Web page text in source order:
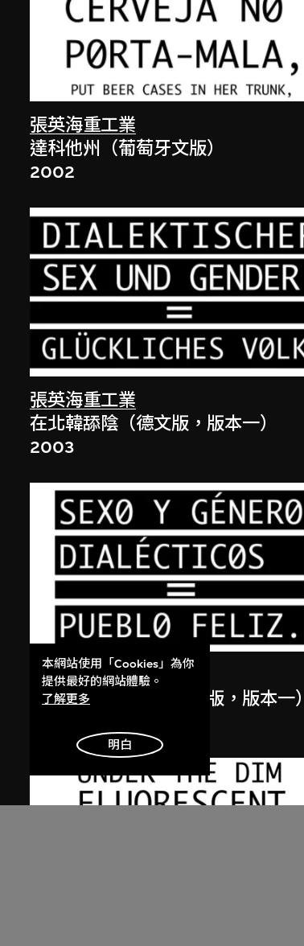
張英海重工業
達科他州（葡萄牙文版）
2002
張英海重工業
在北韓舔陰（德文版，版本一）
2003
張英海重工業
在北韓舔陰（西班牙文版，版本一）
本網站使用「Cookies」為你
提供最好的網站體驗。
了解更多
明白